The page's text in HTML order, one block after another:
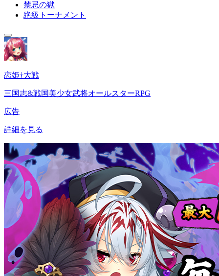
禁忌の獄
絶級トーナメント
恋姫†大戦
三国志&戦国美少女武将オールスターRPG
広告
詳細を見る